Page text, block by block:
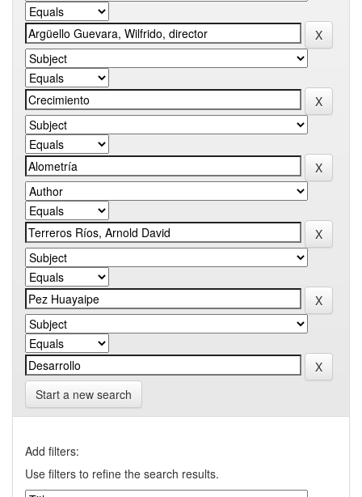
Start a new search
Add filters:
Use filters to refine the search results.